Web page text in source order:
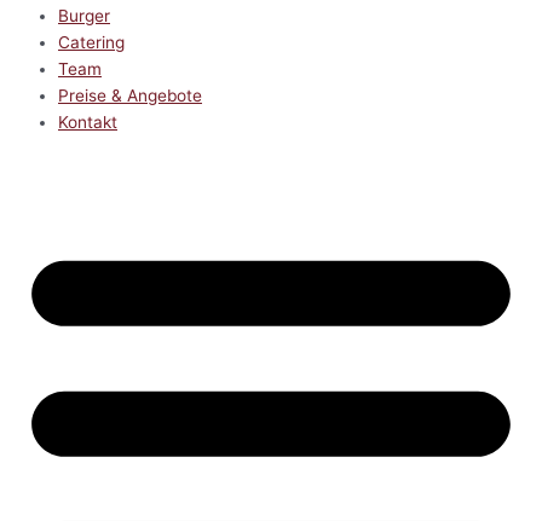
Burger
Catering
Team
Preise & Angebote
Kontakt